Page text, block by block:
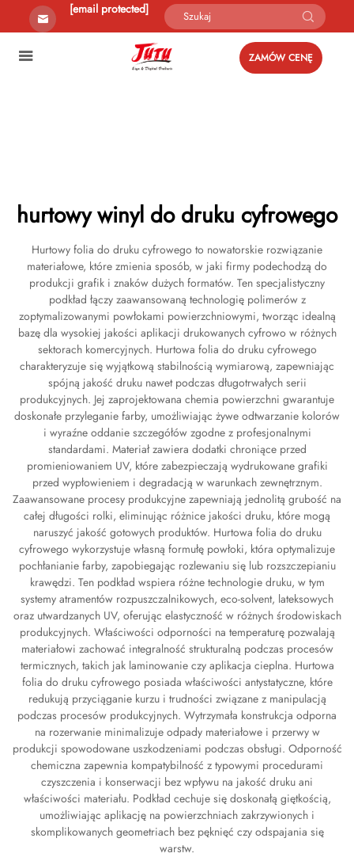
[email protected]
ZAMÓW CENĘ
hurtowy winyl do druku cyfrowego
Hurtowy folia do druku cyfrowego to nowatorskie rozwiązanie
materiałowe, które zmienia sposób, w jaki firmy podechodzą do
produkcji grafik i znaków dużych formatów. Ten specjalistyczny
podkład łączy zaawansowaną technologię polimerów z
zoptymalizowanymi powłokami powierzchniowymi, tworząc idealną
bazę dla wysokiej jakości aplikacji drukowanych cyfrowo w różnych
sektorach komercyjnych. Hurtowa folia do druku cyfrowego
charakteryzuje się wyjątkową stabilnością wymiarową, zapewniając
spójną jakość druku nawet podczas długotrwałych serii
produkcyjnych. Jej zaprojektowana chemia powierzchni gwarantuje
doskonałe przyleganie farby, umożliwiając żywe odtwarzanie kolorów
i wyraźne oddanie szczegółów zgodne z profesjonalnymi
standardami. Materiał zawiera dodatki chroniące przed
promieniowaniem UV, które zabezpieczają wydrukowane grafiki
przed wypłowieniem i degradacją w warunkach zewnętrznym.
Zaawansowane procesy produkcyjne zapewniają jednolitą grubość na
całej długości rolki, eliminując różnice jakości druku, które mogą
naruszyć jakość gotowych produktów. Hurtowa folia do druku
cyfrowego wykorzystuje własną formułę powłoki, która optymalizuje
pochłanianie farby, zapobiegając rozlewaniu się lub rozszczepianiu
krawędzi. Ten podkład wspiera różne technologie druku, w tym
systemy atramentów rozpuszczalnikowych, eco-solvent, lateksowych
oraz utwardzanych UV, oferując elastyczność w różnych środowiskach
produkcyjnych. Właściwości odporności na temperaturę pozwalają
materiałowi zachować integralność strukturalną podczas procesów
termicznych, takich jak laminowanie czy aplikacja cieplna. Hurtowa
folia do druku cyfrowego posiada właściwości antystatyczne, które
redukują przyciąganie kurzu i trudności związane z manipulacją
podczas procesów produkcyjnych. Wytrzymała konstrukcja odporna
na rozerwanie minimalizuje odpady materiałowe i przerwy w
produkcji spowodowane uszkodzeniami podczas obsługi. Odporność
chemiczna zapewnia kompatybilność z typowymi procedurami
czyszczenia i konserwacji bez wpływu na jakość druku ani
właściwości materiału. Podkład cechuje się doskonałą giętkością,
umożliwiając aplikację na powierzchniach zakrzywionych i
skomplikowanych geometriach bez pęknięć czy odspajania się
warstw.